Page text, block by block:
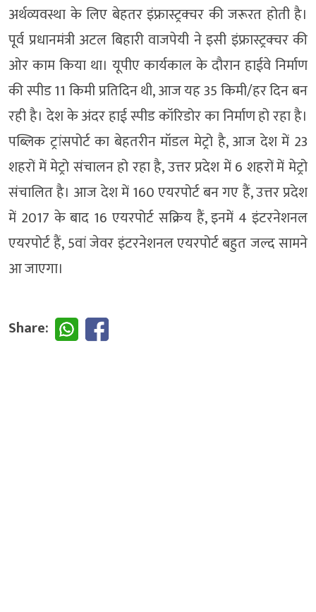
अर्थव्यवस्था के लिए बेहतर इंफ्रास्ट्रक्चर की जरूरत होती है।
पूर्व प्रधानमंत्री अटल बिहारी वाजपेयी ने इसी इंफ्रास्ट्रक्चर की
ओर काम किया था। यूपीए कार्यकाल के दौरान हाईवे निर्माण
की स्पीड 11 किमी प्रतिदिन थी, आज यह 35 किमी/हर दिन बन
रही है। देश के अंदर हाई स्पीड कॉरिडोर का निर्माण हो रहा है।
पब्लिक ट्रांसपोर्ट का बेहतरीन मॉडल मेट्रो है, आज देश में 23
शहरों में मेट्रो संचालन हो रहा है, उत्तर प्रदेश में 6 शहरों में मेट्रो
संचालित है। आज देश में 160 एयरपोर्ट बन गए हैं, उत्तर प्रदेश
में 2017 के बाद 16 एयरपोर्ट सक्रिय हैं, इनमें 4 इंटरनेशनल
एयरपोर्ट हैं, 5वां जेवर इंटरनेशनल एयरपोर्ट बहुत जल्द सामने
आ जाएगा।
Share: